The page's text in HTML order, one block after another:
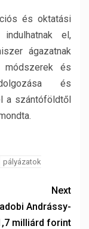
és oktatási
el,
ágazatnak
módszerek és
és
a szántóföldtől
pályázatok
Next
Andrássy-
milliárd forint